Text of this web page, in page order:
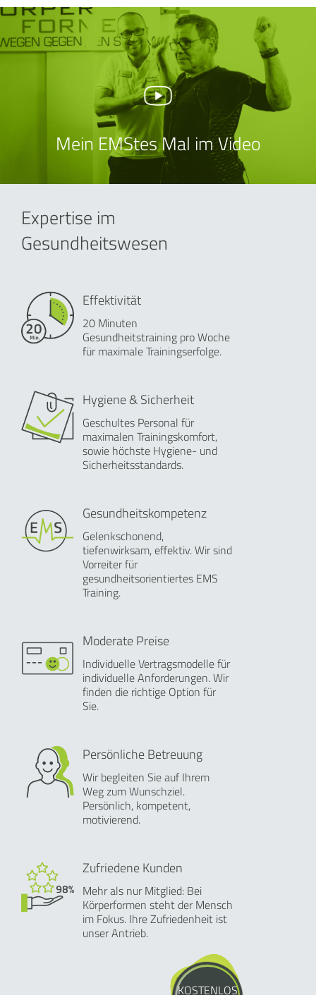
Mein EMStes Mal im Video
Expertise im
Gesundheitswesen
Effektivität
20 Minuten
Gesundheitstraining pro Woche
für maximale Trainingserfolge.
Hygiene & Sicherheit
Geschultes Personal für
maximalen Trainingskomfort,
sowie höchste Hygiene- und
Sicherheitsstandards.
Gesundheitskompetenz
Gelenkschonend,
tiefenwirksam, effektiv. Wir sind
Vorreiter für
gesundheitsorientiertes EMS
Training.
Moderate Preise
Individuelle Vertragsmodelle für
individuelle Anforderungen. Wir
finden die richtige Option für
Sie.
Persönliche Betreuung
Wir begleiten Sie auf Ihrem
Weg zum Wunschziel.
Persönlich, kompetent,
motivierend.
Zufriedene Kunden
Mehr als nur Mitglied: Bei
Körperformen steht der Mensch
im Fokus. Ihre Zufriedenheit ist
unser Antrieb.
KOSTENLOS